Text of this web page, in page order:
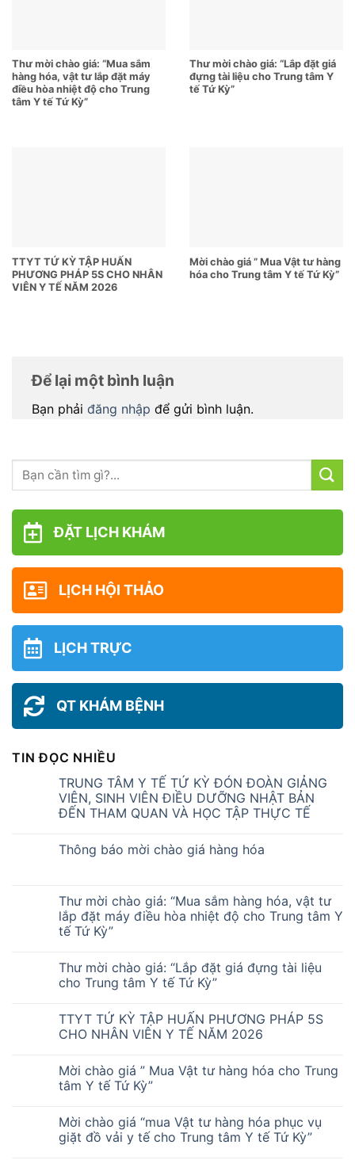
Thư mời chào giá: “Mua sắm
hàng hóa, vật tư lắp đặt máy
điều hòa nhiệt độ cho Trung
tâm Y tế Tứ Kỳ”
Thư mời chào giá: “Lắp đặt giá
đựng tài liệu cho Trung tâm Y
tế Tứ Kỳ”
TTYT TỨ KỲ TẬP HUẤN
PHƯƠNG PHÁP 5S CHO NHÂN
VIÊN Y TẾ NĂM 2026
Mời chào giá ” Mua Vật tư hàng
hóa cho Trung tâm Y tế Tứ Kỳ”
Để lại một bình luận
Bạn phải đăng nhập để gửi bình luận.
ĐẶT LỊCH KHÁM
LỊCH HỘI THẢO
LỊCH TRỰC
QT KHÁM BỆNH
TIN ĐỌC NHIỀU
TRUNG TÂM Y TẾ TỨ KỲ ĐÓN ĐOÀN GIẢNG
VIÊN, SINH VIÊN ĐIỀU DƯỠNG NHẬT BẢN
ĐẾN THAM QUAN VÀ HỌC TẬP THỰC TẾ
Thông báo mời chào giá hàng hóa
Thư mời chào giá: “Mua sắm hàng hóa, vật tư
lắp đặt máy điều hòa nhiệt độ cho Trung tâm Y
tế Tứ Kỳ”
Thư mời chào giá: “Lắp đặt giá đựng tài liệu
cho Trung tâm Y tế Tứ Kỳ”
TTYT TỨ KỲ TẬP HUẤN PHƯƠNG PHÁP 5S
CHO NHÂN VIÊN Y TẾ NĂM 2026
Mời chào giá ” Mua Vật tư hàng hóa cho Trung
tâm Y tế Tứ Kỳ”
Mời chào giá “mua Vật tư hàng hóa phục vụ
giặt đồ vải y tế cho Trung tâm Y tế Tứ Kỳ”